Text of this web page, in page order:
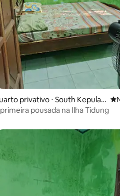
média de 5, 15 avaliações
privativo ⋅ South Kepulau
Seribu pousada na Ilha Tidung